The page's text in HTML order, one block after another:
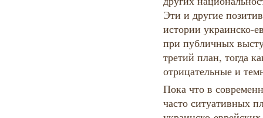
Эти и другие
истории украинско-
при публичных
третий план, тогда
отрицательные и
Пока что в
часто ситуативных